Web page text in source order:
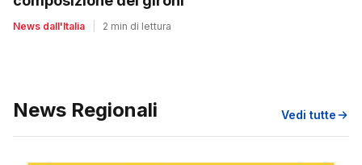
News dall'Italia 2 min di lettura
News Regionali Vedi tutte